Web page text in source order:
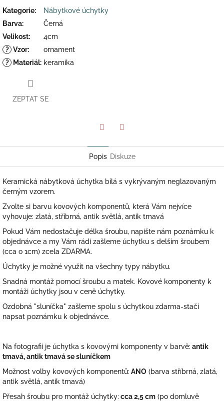
Kategorie:
Nábytkové úchytky
Barva:
Černá
Velikost:
4cm
? Vzor:
ornament
?
Materiál: keramika
ZEPTAT SE
Popis Diskuze
Keramická nábytková úchytka bílá s vykrývaným neglazovaným
černým vzorem.
Zvolte si barvu kovových komponentů, která Vám nejvíce
vyhovuje: zlatá, stříbrná, antik světlá, antik tmavá
Pokud Vám nedostačuje délka šroubu, napište nám poznámku k
objednávce a my Vám rádi zašleme úchytku s delším šroubem
(cca o 1cm) zcela ZDARMA.
Úchytky je možné využít na všechny typy nábytku.
Snadná montáž pomocí šroubu a matek. Kovové komponenty k
montáži úchytky jsou v ceně úchytky.
Ozdobná "sluníčka" zašleme spolu s úchytkou zdarma-stačí
napsat poznámku k objednávce.
Na fotografii je úchytka s kovovými komponenty v barvě: antik
tmavá, antik tmavá se sluníčkem
Možnost volby kovových komponentů: ANO (barva stříbrná, zlatá,
antik světlá, antik tmavá)
Přesah šroubu pro montáž úchytky: cca 2,5 cm (po domluvě